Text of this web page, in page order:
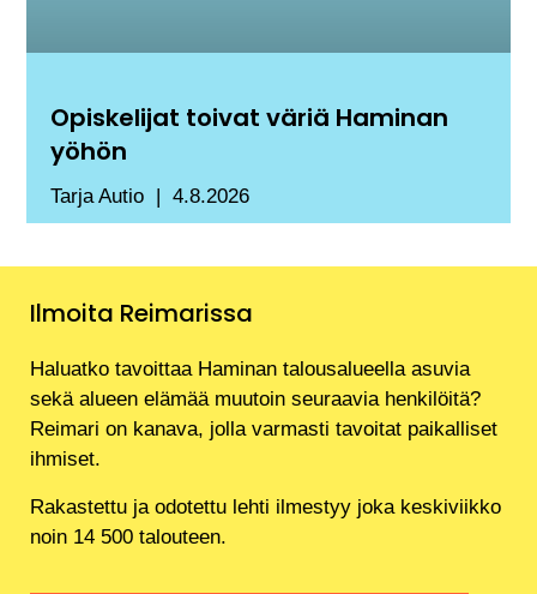
Opiskelijat toivat väriä Haminan
yöhön
Tarja Autio 4.8.2026
Ilmoita Reimarissa
Haluatko tavoittaa Haminan talousalueella asuvia
sekä alueen elämää muutoin seuraavia henkilöitä?
Reimari on kanava, jolla varmasti tavoitat paikalliset
ihmiset.
Rakastettu ja odotettu lehti ilmestyy joka keskiviikko
noin 14 500 talouteen.